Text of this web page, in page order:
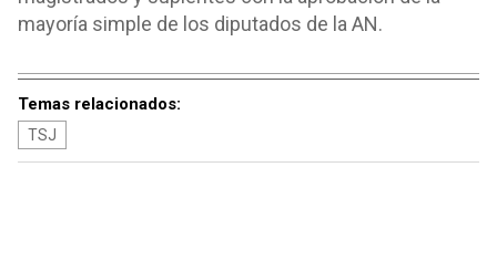
mayoría simple de los diputados de la AN.
Temas relacionados:
TSJ